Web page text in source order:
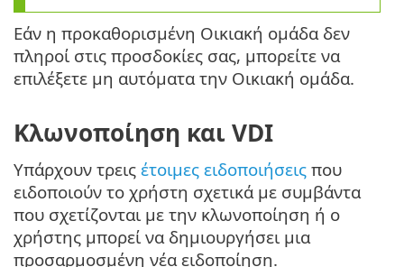
Εάν η προκαθορισμένη Οικιακή ομάδα δεν
πληροί στις προσδοκίες σας, μπορείτε να
επιλέξετε μη αυτόματα την Οικιακή ομάδα.
Κλωνοποίηση και VDI
Υπάρχουν τρεις έτοιμες ειδοποιήσεις που
ειδοποιούν το χρήστη σχετικά με συμβάντα
που σχετίζονται με την κλωνοποίηση ή ο
χρήστης μπορεί να δημιουργήσει μια
προσαρμοσμένη νέα ειδοποίηση.